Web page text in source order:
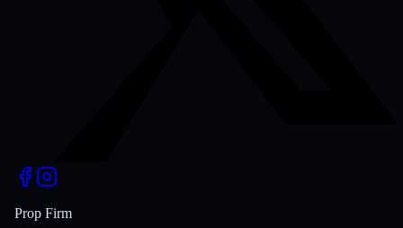
Prop Firm